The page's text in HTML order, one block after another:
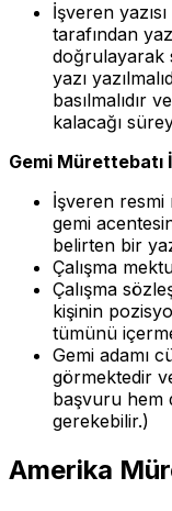
İşveren
tarafından
doğrulayarak
yazı
basılmalıdır
kalacağı
Gemi Mürettebatı
İşveren resmi
gemi
belirten bir
Çalışma
Çalışma
kişinin
tümünü
Gemi adamı
görmektedir
başvuru hem
gerekebilir.)
Amerika